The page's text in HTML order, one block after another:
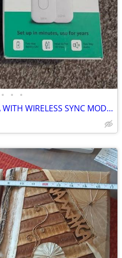
• • •
BLINK DOORBELL CAMERA WITH WIRELESS SYNC MODULE NEW IN BOX